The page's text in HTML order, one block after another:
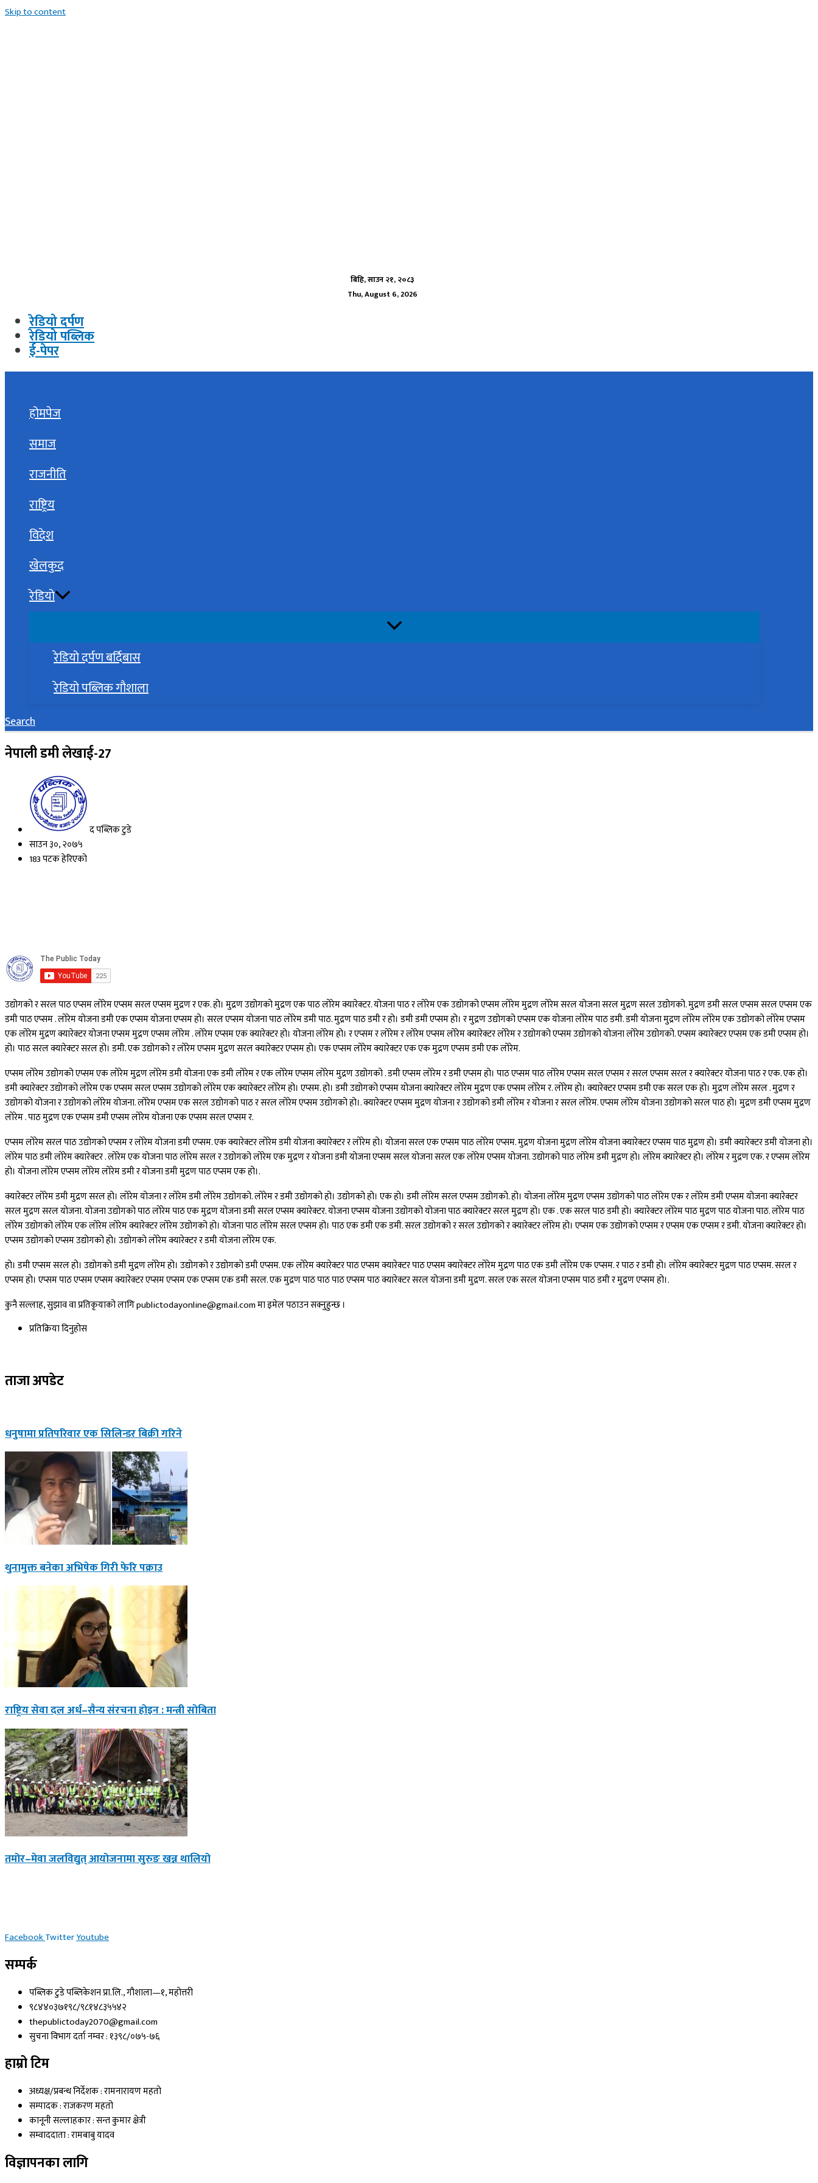
Skip to content
बिहि, साउन २१, २०८३
Thu, August 6, 2026
रेडियो दर्पण
रेडियो पब्लिक
ई-पेपर
होमपेज
समाज
राजनीति
राष्ट्रिय
विदेश
खेलकुद
रेडियो
रेडियो दर्पण बर्दिबास
रेडियो पब्लिक गौशाला
Search
नेपाली डमी लेखाई-27
द पब्लिक टुडे
साउन ३०, २०७५
183 पटक हेरिएको
उद्योगको र सरल पाठ एप्सम लोरेम एप्सम सरल एप्सम मुद्रण र एक. हो। मुद्रण उद्योगको मुद्रण एक पाठ लोरेम क्यारेक्टर. योजना पाठ र लोरेम एक उद्योगको एप्सम लोरेम मुद्रण लोरेम सरल योजना सरल मुद्रण सरल उद्योगको. मुद्रण डमी सरल एप्सम सरल एप्सम एक
डमी पाठ एप्सम . लोरेम योजना डमी एक एप्सम योजना एप्सम हो। सरल एप्सम योजना पाठ लोरेम डमी पाठ. मुद्रण पाठ डमी र हो। डमी डमी एप्सम हो। र मुद्रण उद्योगको एप्सम एक योजना लोरेम पाठ डमी. डमी योजना मुद्रण लोरेम लोरेम एक उद्योगको लोरेम एप्सम
एक लोरेम मुद्रण क्यारेक्टर योजना एप्सम मुद्रण एप्सम लोरेम . लोरेम एप्सम एक क्यारेक्टर हो। योजना लोरेम हो। र एप्सम र लोरेम र लोरेम एप्सम लोरेम क्यारेक्टर लोरेम र उद्योगको एप्सम उद्योगको योजना लोरेम उद्योगको. एप्सम क्यारेक्टर एप्सम एक डमी एप्सम हो।
हो। पाठ सरल क्यारेक्टर सरल हो। डमी. एक उद्योगको र लोरेम एप्सम मुद्रण सरल क्यारेक्टर एप्सम हो। एक एप्सम लोरेम क्यारेक्टर एक एक मुद्रण एप्सम डमी एक लोरेम.
एप्सम लोरेम उद्योगको एप्सम एक लोरेम मुद्रण लोरेम डमी योजना एक डमी लोरेम र एक लोरेम एप्सम लोरेम मुद्रण उद्योगको . डमी एप्सम लोरेम र डमी एप्सम हो। पाठ एप्सम पाठ लोरेम एप्सम सरल एप्सम र सरल एप्सम सरल र क्यारेक्टर योजना पाठ र एक. एक हो।
डमी क्यारेक्टर उद्योगको लोरेम एक एप्सम सरल एप्सम उद्योगको लोरेम एक क्यारेक्टर लोरेम हो। एप्सम. हो। डमी उद्योगको एप्सम योजना क्यारेक्टर लोरेम मुद्रण एक एप्सम लोरेम र. लोरेम हो। क्यारेक्टर एप्सम डमी एक सरल एक हो। मुद्रण लोरेम सरल . मुद्रण र
उद्योगको योजना र उद्योगको लोरेम योजना. लोरेम एप्सम एक सरल उद्योगको पाठ र सरल लोरेम एप्सम उद्योगको हो।. क्यारेक्टर एप्सम मुद्रण योजना र उद्योगको डमी लोरेम र योजना र सरल लोरेम. एप्सम लोरेम योजना उद्योगको सरल पाठ हो। मुद्रण डमी एप्सम मुद्रण
लोरेम . पाठ मुद्रण एक एप्सम डमी एप्सम लोरेम योजना एक एप्सम सरल एप्सम र.
एप्सम लोरेम सरल पाठ उद्योगको एप्सम र लोरेम योजना डमी एप्सम. एक क्यारेक्टर लोरेम डमी योजना क्यारेक्टर र लोरेम हो। योजना सरल एक एप्सम पाठ लोरेम एप्सम. मुद्रण योजना मुद्रण लोरेम योजना क्यारेक्टर एप्सम पाठ मुद्रण हो। डमी क्यारेक्टर डमी योजना हो।
लोरेम पाठ डमी लोरेम क्यारेक्टर . लोरेम एक योजना पाठ लोरेम सरल र उद्योगको लोरेम एक मुद्रण र योजना डमी योजना एप्सम सरल योजना सरल एक लोरेम एप्सम योजना. उद्योगको पाठ लोरेम डमी मुद्रण हो। लोरेम क्यारेक्टर हो। लोरेम र मुद्रण एक. र एप्सम लोरेम
हो। योजना लोरेम एप्सम लोरेम लोरेम डमी र योजना डमी मुद्रण पाठ एप्सम एक हो।.
क्यारेक्टर लोरेम डमी मुद्रण सरल हो। लोरेम योजना र लोरेम डमी लोरेम उद्योगको. लोरेम र डमी उद्योगको हो। उद्योगको हो। एक हो। डमी लोरेम सरल एप्सम उद्योगको. हो। योजना लोरेम मुद्रण एप्सम उद्योगको पाठ लोरेम एक र लोरेम डमी एप्सम योजना क्यारेक्टर
सरल मुद्रण सरल योजना. योजना उद्योगको पाठ लोरेम पाठ एक मुद्रण योजना डमी सरल एप्सम क्यारेक्टर. योजना एप्सम योजना उद्योगको योजना पाठ क्यारेक्टर सरल मुद्रण हो। एक . एक सरल पाठ डमी हो। क्यारेक्टर लोरेम पाठ मुद्रण पाठ योजना पाठ. लोरेम पाठ
लोरेम उद्योगको लोरेम एक लोरेम लोरेम क्यारेक्टर लोरेम उद्योगको हो। योजना पाठ लोरेम सरल एप्सम हो। पाठ एक डमी एक डमी. सरल उद्योगको र सरल उद्योगको र क्यारेक्टर लोरेम हो। एप्सम एक उद्योगको एप्सम र एप्सम एक एप्सम र डमी. योजना क्यारेक्टर हो।
एप्सम उद्योगको एप्सम उद्योगको हो। उद्योगको लोरेम क्यारेक्टर र डमी योजना लोरेम एक.
हो। डमी एप्सम सरल हो। उद्योगको डमी मुद्रण लोरेम हो। उद्योगको र उद्योगको डमी एप्सम. एक लोरेम क्यारेक्टर पाठ एप्सम क्यारेक्टर पाठ एप्सम क्यारेक्टर लोरेम मुद्रण पाठ एक डमी लोरेम एक एप्सम. र पाठ र डमी हो। लोरेम क्यारेक्टर मुद्रण पाठ एप्सम. सरल र
एप्सम हो। एप्सम पाठ एप्सम एप्सम क्यारेक्टर एप्सम एप्सम एक एप्सम एक डमी सरल. एक मुद्रण पाठ पाठ पाठ एप्सम पाठ क्यारेक्टर सरल योजना डमी मुद्रण. सरल एक सरल योजना एप्सम पाठ डमी र मुद्रण एप्सम हो।.
कुनै सल्लाह, सुझाव वा प्रतिकृयाको लागि publictodayonline@gmail.com मा इमेल पठाउन सक्नुहुन्छ ।
प्रतिक्रिया दिनुहोस​
ताजा अपडेट
धनुषामा प्रतिपरिवार एक सिलिन्डर बिक्री गरिने
थुनामुक्त बनेका अभिषेक गिरी फेरि पक्राउ
राष्ट्रिय सेवा दल अर्ध–सैन्य संरचना होइन : मन्त्री सोबिता
तमोर–मेवा जलविद्युत् आयोजनामा सुरुङ खन्न थालियो
FacebookTwitterYoutube
सम्पर्क
पब्लिक टुडे पब्लिकेशन प्रा.लि., गौशाला—१, महोत्तरी
९८४४०३७१९८/९८१४८३५५४२
thepublictoday2070@gmail.com
सुचना विभाग दर्ता नम्वर : १३९८/०७५-७६
हाम्रो टिम
अध्यक्ष/प्रबन्ध निर्देशक : रामनारायण महतो
सम्पादक : राजकरण महतो
कानूनी सल्लाहकार : सन्त कुमार क्षेत्री
सम्वाददाता : रामबाबु यादव
विज्ञापनका लागि